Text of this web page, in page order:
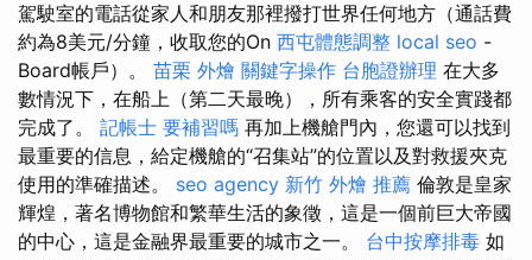
駕駛室的電話從家人和朋友那裡撥打世界任何地方（通話費
約為8美元/分鐘，收取您的On 西屯體態調整 local seo -
Board帳戶）。 苗栗 外燴 關鍵字操作 台胞證辦理 在大多
數情況下，在船上（第二天最晚），所有乘客的安全實踐都
完成了。 記帳士 要補習嗎 再加上機艙門內，您還可以找到
最重要的信息，給定機艙的“召集站”的位置以及對救援夾克
使用的準確描述。 seo agency 新竹 外燴 推薦 倫敦是皇家
輝煌，著名博物館和繁華生活的象徵，這是一個前巨大帝國
的中心，這是金融界最重要的城市之一。 台中按摩排毒 如